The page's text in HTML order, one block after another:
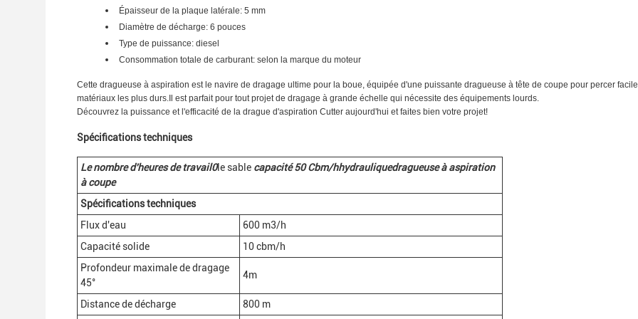
Épaisseur de la plaque latérale: 5 mm
Diamètre de décharge: 6 pouces
Type de puissance: diesel
Consommation totale de carburant: selon la marque du moteur
Cette dragueuse à aspiration est le navire de dragage ultime pour la boue, équipée d'une puissante dragueuse à tête de coupe pour percer
matériaux les plus durs.Il est parfait pour tout projet de dragage à grande échelle qui nécessite des équipements lourds.
Découvrez la puissance et l'efficacité de la drague d'aspiration Cutter aujourd'hui et faites bien votre projet!
Spécifications techniques
Le nombre d'heures de travail0le sable capacité 50 Cbm/hhydrauliquedragueuse à aspiration
à coupe
Spécifications techniques
Flux d'eau
600 m3/h
Capacité solide
10 cbm/h
Profondeur maximale de dragage
45°
4m
Distance de décharge
800 m